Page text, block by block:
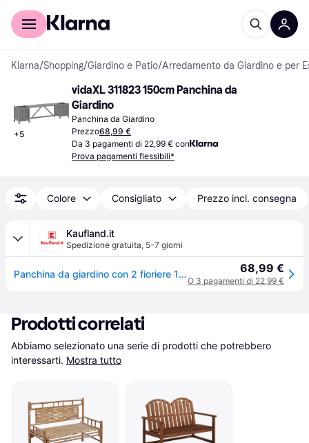
Per il tuo shopping
Klarna/Shopping/Giardino e Patio/Arredamento da Giardino e per
+5
vidaXL 311823 150cm Panchina da
Giardino
Panchina da Giardino
Prezzo68,99 €
Da 3 pagamenti di 22,99 € con
Prova pagamenti flessibili*
Colore Consigliato Prezzo incl. consegna
Kaufland.it
Spedizione gratuita, 5-7 giorni
Panchina da giardino con 2 fioriere 150 cm in legno massiccio grigio acacia 68,99 €
O 3 pagamenti di 22,99 €
Prodotti correlati
Abbiamo selezionato una serie di prodotti che potrebbero
interessarti. Mostra tutto